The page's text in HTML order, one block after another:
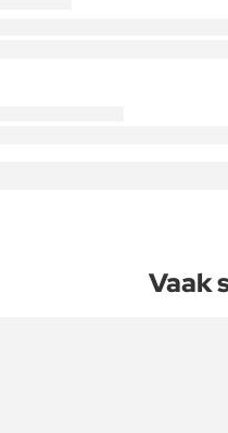
Vaak